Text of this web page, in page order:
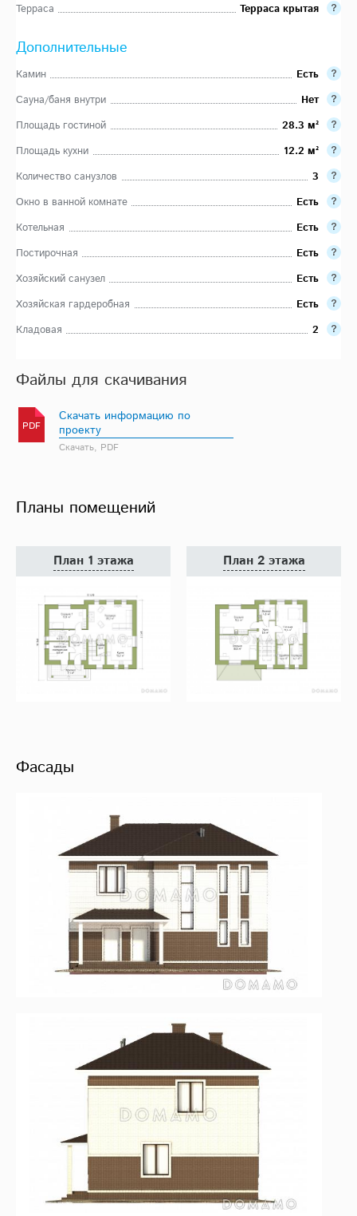
Терраса
Терраса крытая
Дополнительные
Камин
Есть
Сауна/баня внутри
Нет
Площадь гостиной
28.3 м²
Площадь кухни
12.2 м²
Количество санузлов
3
Окно в ванной комнате
Есть
Котельная
Есть
Постирочная
Есть
Хозяйский санузел
Есть
Хозяйская гардеробная
Есть
Кладовая
2
Файлы для скачивания
PDF
Скачать информацию по
проекту
Скачать, PDF
Планы помещений
План 1 этажа План 2 этажа
Фасады